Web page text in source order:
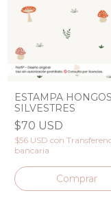
ESTAMPA HONGOS
SILVESTRES
$70 USD
$56 USD con
bancaria